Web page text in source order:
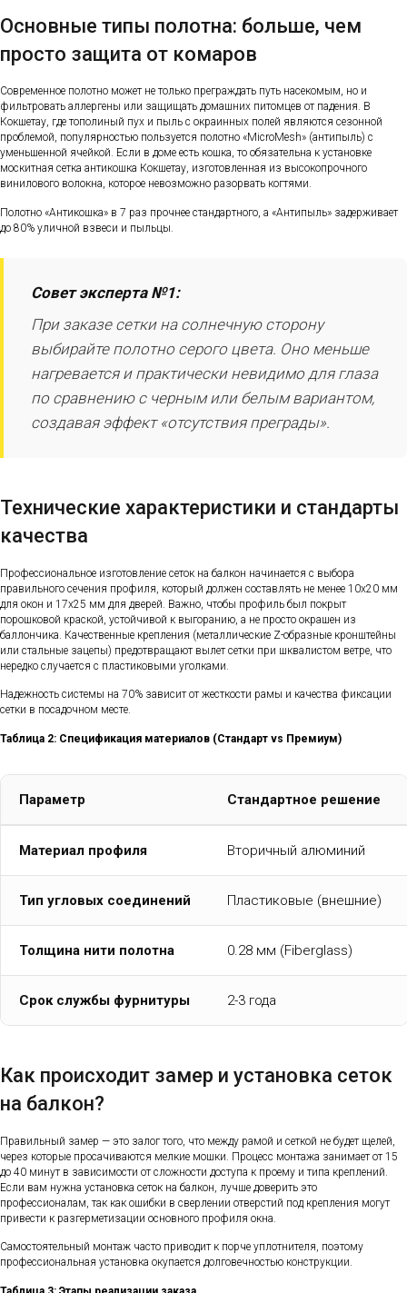
Основные типы полотна: больше, чем
просто защита от комаров
Современное полотно может не только преграждать путь насекомым, но и
фильтровать аллергены или защищать домашних питомцев от падения. В
Кокшетау, где тополиный пух и пыль с окраинных полей являются сезонной
проблемой, популярностью пользуется полотно «MicroMesh» (антипыль) с
уменьшенной ячейкой. Если в доме есть кошка, то обязательна к установке
москитная сетка антикошка Кокшетау, изготовленная из высокопрочного
винилового волокна, которое невозможно разорвать когтями.
Полотно «Антикошка» в 7 раз прочнее стандартного, а «Антипыль» задерживает
до 80% уличной взвеси и пыльцы.
Совет эксперта №1:
При заказе сетки на солнечную сторону
выбирайте полотно серого цвета. Оно меньше
нагревается и практически невидимо для глаза
по сравнению с черным или белым вариантом,
создавая эффект «отсутствия преграды».
Технические характеристики и стандарты
качества
Профессиональное изготовление сеток на балкон начинается с выбора
правильного сечения профиля, который должен составлять не менее 10х20 мм
для окон и 17х25 мм для дверей. Важно, чтобы профиль был покрыт
порошковой краской, устойчивой к выгоранию, а не просто окрашен из
баллончика. Качественные крепления (металлические Z-образные кронштейны
или стальные зацепы) предотвращают вылет сетки при шквалистом ветре, что
нередко случается с пластиковыми уголками.
Надежность системы на 70% зависит от жесткости рамы и качества фиксации
сетки в посадочном месте.
Таблица 2: Спецификация материалов (Стандарт vs Премиум)
Параметр Стандартное решение
Материал профиля Вторичный алюминий
Тип угловых соединений Пластиковые (внешние)
Толщина нити полотна 0.28 мм (Fiberglass)
Срок службы фурнитуры 2-3 года
Как происходит замер и установка сеток
на балкон?
Правильный замер — это залог того, что между рамой и сеткой не будет щелей,
через которые просачиваются мелкие мошки. Процесс монтажа занимает от 15
до 40 минут в зависимости от сложности доступа к проему и типа креплений.
Если вам нужна установка сеток на балкон, лучше доверить это
профессионалам, так как ошибки в сверлении отверстий под крепления могут
привести к разгерметизации основного профиля окна.
Самостоятельный монтаж часто приводит к порче уплотнителя, поэтому
профессиональная установка окупается долговечностью конструкции.